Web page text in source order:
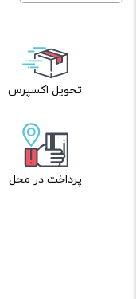
تحویل اکسپرس
پرداخت در محل